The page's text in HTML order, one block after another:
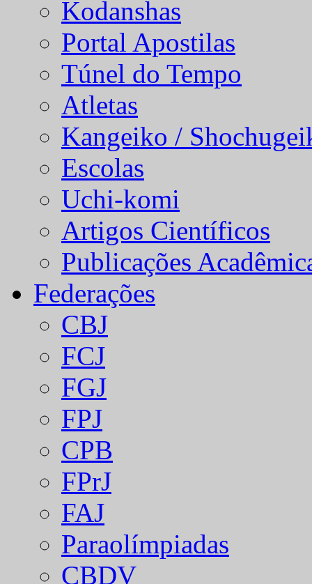
Kodanshas
Portal Apostilas
Túnel do Tempo
Atletas
Kangeiko /
Escolas
Uchi-komi
Artigos Científicos
Publicações
Federações
CBJ
FCJ
FGJ
FPJ
CPB
FPrJ
FAJ
Paraolímpiadas
CBDV